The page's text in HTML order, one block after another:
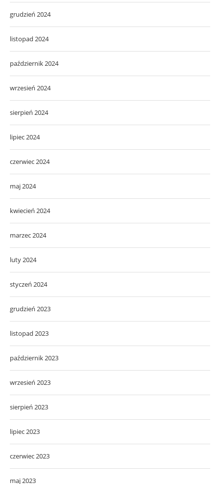
grudzień 2024
listopad 2024
październik 2024
wrzesień 2024
sierpień 2024
lipiec 2024
czerwiec 2024
maj 2024
kwiecień 2024
marzec 2024
luty 2024
styczeń 2024
grudzień 2023
listopad 2023
październik 2023
wrzesień 2023
sierpień 2023
lipiec 2023
czerwiec 2023
maj 2023